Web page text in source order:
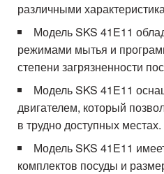
различными
Модель SKS 41E11
режимами мытья и
степени загрязненности
Модель SKS 41E11
двигателем, который
в трудно доступных местах.
Модель SKS 41E11
комплектов посуды и